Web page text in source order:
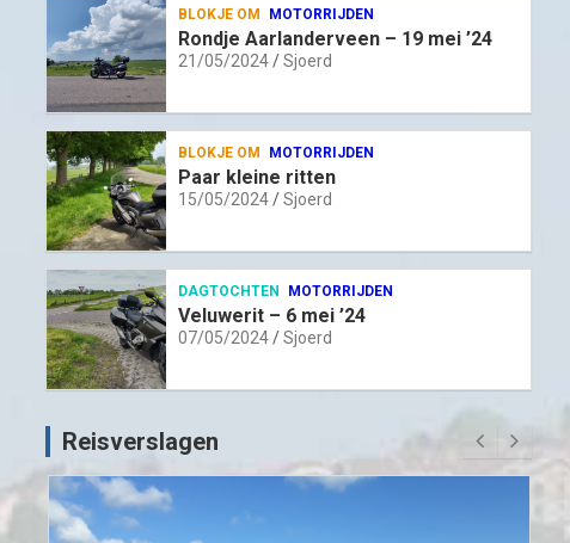
BLOKJE OM MOTORRIJDEN
Rondje Aarlanderveen – 19 mei ’24
21/05/2024 Sjoerd
BLOKJE OM MOTORRIJDEN
Paar kleine ritten
15/05/2024 Sjoerd
DAGTOCHTEN MOTORRIJDEN
Veluwerit – 6 mei ’24
07/05/2024 Sjoerd
Reisverslagen